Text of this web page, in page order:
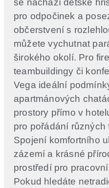
se nachází dětské
pro odpočinek a
občerstvení s
můžete vychutnat
širokého okolí. Pro
teambuildingy či
Vega ideální
apartmánových
prostory přímo v
pro pořádání různých
Spojení komfortního
zázemí a krásné
prostředí pro
Pokud hledáte